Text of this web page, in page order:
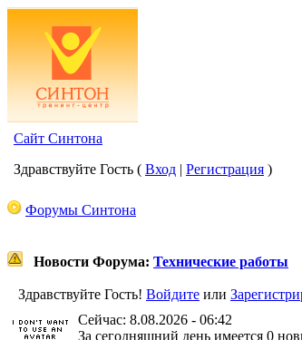
Сайт Синтона
Здравствуйте Гость ( Вход | Регистрация )
Форумы Синтона
Новости Форума: Технические работы
Здравствуйте Гость! Войдите или
Сейчас: 8.08.2026 - 06:42
За сегодняшний день имеется 0